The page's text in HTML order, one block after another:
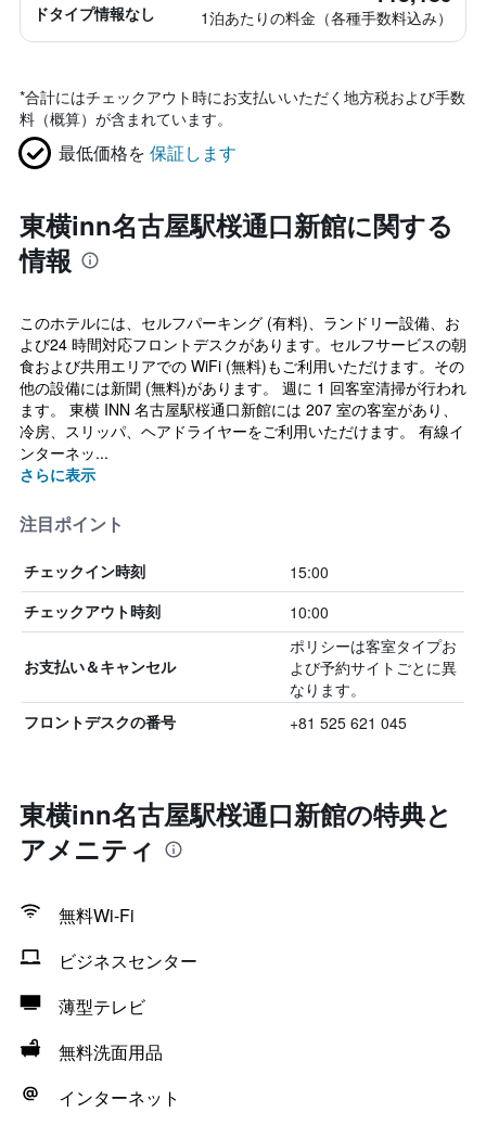
ドタイプ情報なし
1泊あたりの料金（各種手数料込み）
*合計にはチェックアウト時にお支払いいただく地方税および手数
料（概算）が含まれています。
最低価格を 保証します
東横inn名古屋駅桜通口新館に関する
情報
このホテルには、セルフパーキング (有料)、ランドリー設備、お
よび24 時間対応フロントデスクがあります。セルフサービスの朝
食および共用エリアでの WiFi (無料)もご利用いただけます。その
他の設備には新聞 (無料)があります。 週に 1 回客室清掃が行われ
ます。 東横 INN 名古屋駅桜通口新館には 207 室の客室があり、
冷房、スリッパ、ヘアドライヤーをご利用いただけます。 有線イ
ンターネッ...
さらに表示
注目ポイント
チェックイン時刻 15:00
チェックアウト時刻 10:00
お支払い＆キャンセル
ポリシーは客室タイプお
よび予約サイトごとに異
なります。
フロントデスクの番号 +81 525 621 045
東横inn名古屋駅桜通口新館の特典と
アメニティ
無料Wi-Fi
ビジネスセンター
薄型テレビ
無料洗面用品
インターネット